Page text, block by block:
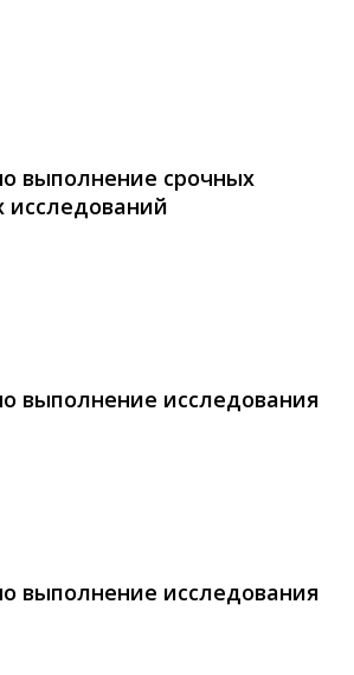
выполнение срочных
исследований
выполнение исследования
выполнение исследования